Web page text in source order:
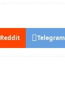
Reddit Telegram